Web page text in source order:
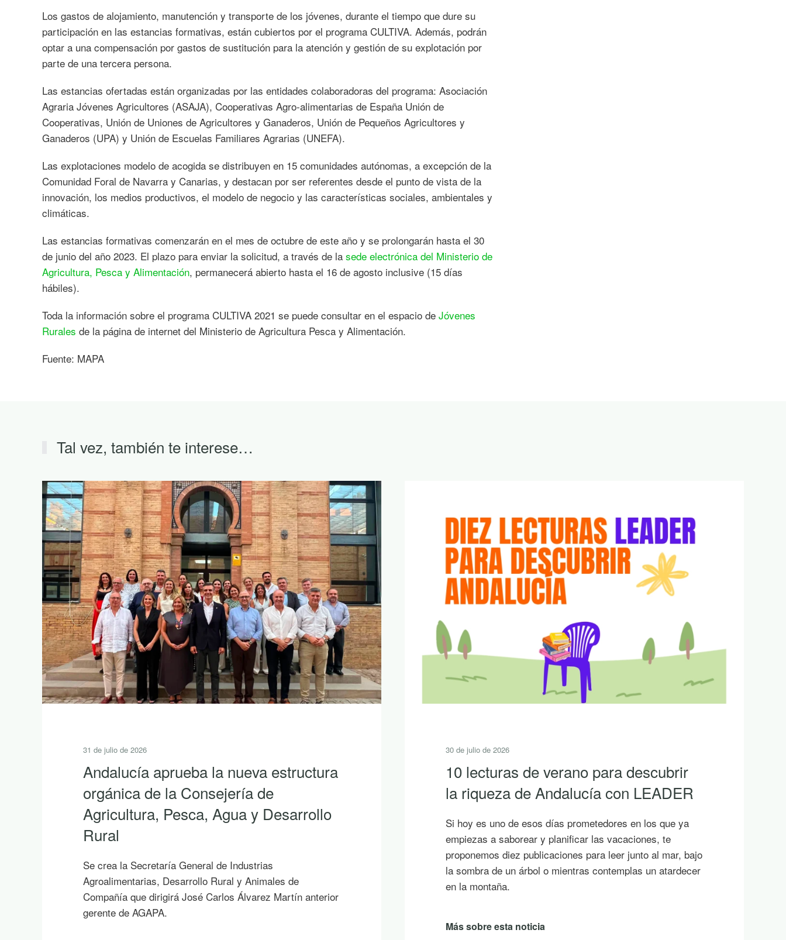
Los gastos de alojamiento, manutención y transporte de los jóvenes, durante el tiempo que dure su
participación en las estancias formativas, están cubiertos por el programa CULTIVA. Además, podrán
optar a una compensación por gastos de sustitución para la atención y gestión de su explotación por
parte de una tercera persona.
Las estancias ofertadas están organizadas por las entidades colaboradoras del programa: Asociación
Agraria Jóvenes Agricultores (ASAJA), Cooperativas Agro-alimentarias de España Unión de
Cooperativas, Unión de Uniones de Agricultores y Ganaderos, Unión de Pequeños Agricultores y
Ganaderos (UPA) y Unión de Escuelas Familiares Agrarias (UNEFA).
Las explotaciones modelo de acogida se distribuyen en 15 comunidades autónomas, a excepción de la
Comunidad Foral de Navarra y Canarias, y destacan por ser referentes desde el punto de vista de la
innovación, los medios productivos, el modelo de negocio y las características sociales, ambientales y
climáticas.
Las estancias formativas comenzarán en el mes de octubre de este año y se prolongarán hasta el 30
de junio del año 2023. El plazo para enviar la solicitud, a través de la sede electrónica del Ministerio de
Agricultura, Pesca y Alimentación, permanecerá abierto hasta el 16 de agosto inclusive (15 días
hábiles).
Toda la información sobre el programa CULTIVA 2021 se puede consultar en el espacio de Jóvenes
Rurales de la página de internet del Ministerio de Agricultura Pesca y Alimentación.
Fuente: MAPA
Tal vez, también te interese…
31 de julio de 2026
Andalucía aprueba la nueva estructura
orgánica de la Consejería de
Agricultura, Pesca, Agua y Desarrollo
Rural
Se crea la Secretaría General de Industrias
Agroalimentarias, Desarrollo Rural y Animales de
Compañía que dirigirá José Carlos Álvarez Martín anterior
gerente de AGAPA.
30 de julio de 2026
10 lecturas de verano para descubrir
la riqueza de Andalucía con LEADER
Si hoy es uno de esos días prometedores en los que ya
empiezas a saborear y planificar las vacaciones, te
proponemos diez publicaciones para leer junto al mar, bajo
la sombra de un árbol o mientras contemplas un atardecer
en la montaña.
Más sobre esta noticia